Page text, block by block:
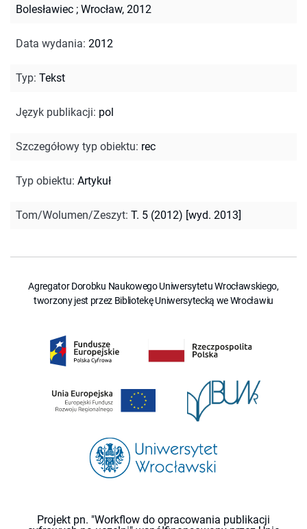
Bolesławiec ; Wrocław, 2012
Data wydania: 2012
Typ: Tekst
Język publikacji: pol
Szczegółowy typ obiektu: rec
Typ obiektu: Artykuł
Tom/Wolumen/Zeszyt: T. 5 (2012) [wyd. 2013]
Agregator Dorobku Naukowego Uniwersytetu Wrocławskiego,
tworzony jest przez Bibliotekę Uniwersytecką we Wrocławiu
Projekt pn. "Workflow do opracowania publikacji